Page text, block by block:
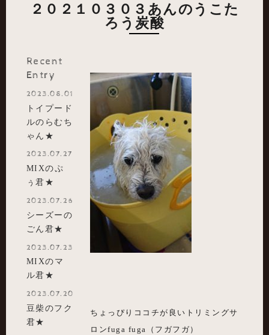
２０２１０３０３あんのうこた
ろう炭酸
ちょっぴりココチが良いトリミングサ
ロンfuga fuga（フガフガ）
Recent
Entry
2023.08.01
トイプード
ルのらむち
ゃん★
2023.07.27
MIXのぷ
ぅ君★
2023.07.26
シーズーの
ごん君★
2023.07.23
MIXのマ
ル君★
2023.07.20
豆柴のフク
君★